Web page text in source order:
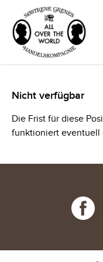
Nicht verfügbar
Die Frist für diese
funktioniert eventuell